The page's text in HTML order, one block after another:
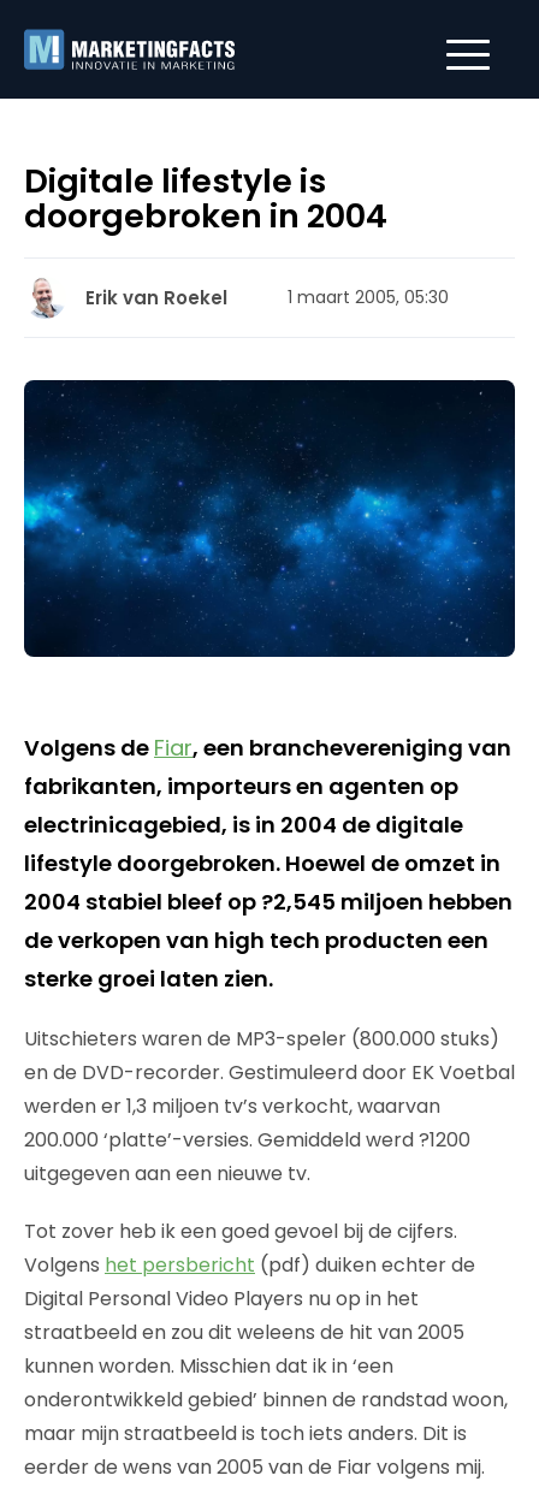
Digitale lifestyle is
doorgebroken in 2004
Erik van Roekel 1 maart 2005, 05:30
Volgens de Fiar, een branchevereniging van
fabrikanten, importeurs en agenten op
electrinicagebied, is in 2004 de digitale
lifestyle doorgebroken. Hoewel de omzet in
2004 stabiel bleef op ?2,545 miljoen hebben
de verkopen van high tech producten een
sterke groei laten zien.
Uitschieters waren de MP3-speler (800.000 stuks)
en de DVD-recorder. Gestimuleerd door EK Voetbal
werden er 1,3 miljoen tv’s verkocht, waarvan
200.000 ‘platte’-versies. Gemiddeld werd ?1200
uitgegeven aan een nieuwe tv.
Tot zover heb ik een goed gevoel bij de cijfers.
Volgens het persbericht (pdf) duiken echter de
Digital Personal Video Players nu op in het
straatbeeld en zou dit weleens de hit van 2005
kunnen worden. Misschien dat ik in ‘een
onderontwikkeld gebied’ binnen de randstad woon,
maar mijn straatbeeld is toch iets anders. Dit is
eerder de wens van 2005 van de Fiar volgens mij.